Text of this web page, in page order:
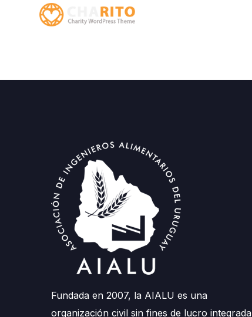
Fundada en 2007, la AIALU es una
organización civil sin fines de lucro integrada